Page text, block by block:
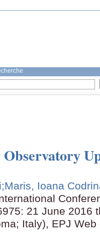
;Maris, Ioana
21 June 2016
Italy), EPJ